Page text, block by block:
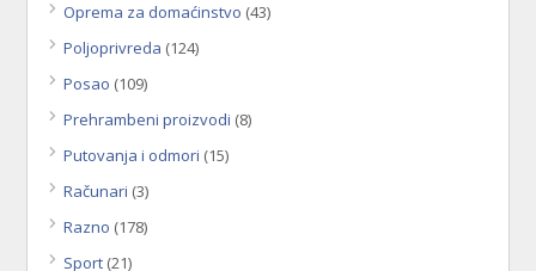
Oprema za domaćinstvo (43)
Poljoprivreda (124)
Posao (109)
Prehrambeni proizvodi (8)
Putovanja i odmori (15)
Računari (3)
Razno (178)
Sport (21)